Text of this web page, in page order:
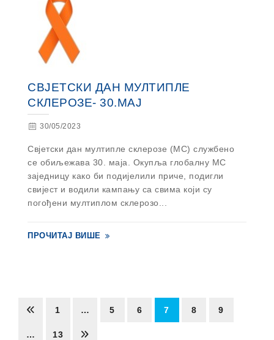
СВЈЕТСКИ ДАН МУЛТИПЛЕ
СКЛЕРОЗЕ- 30.МАЈ
30/05/2023
Свјетски дан мултипле склерозе (МС) службено
се обиљежава 30. маја. Окупља глобалну МС
заједницу како би подијелили приче, подигли
свијест и водили кампању са свима који су
погођени мултиплом склерозо...
ПРОЧИТАЈ ВИШЕ
1 … 5 6 7 8 9
… 13